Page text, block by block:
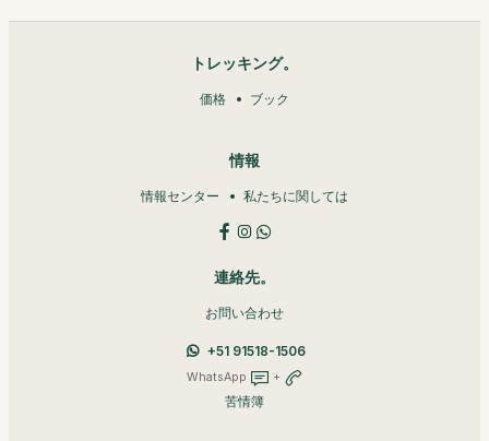
トレッキング。
価格 ブック
情報
情報センター 私たちに関しては
連絡先。
お問い合わせ
+51 91518-1506
WhatsApp +
苦情簿